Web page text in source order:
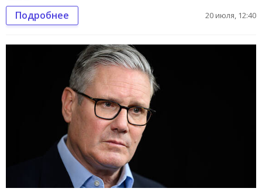
Подробнее 20 июля, 12:40